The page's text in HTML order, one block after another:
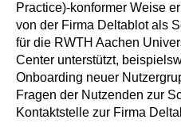
Practice)-konformer Weise
von der Firma Deltablot als
für die RWTH Aachen
Center unterstützt,
Onboarding neuer
Fragen der Nutzenden zur
Kontaktstelle zur Firma